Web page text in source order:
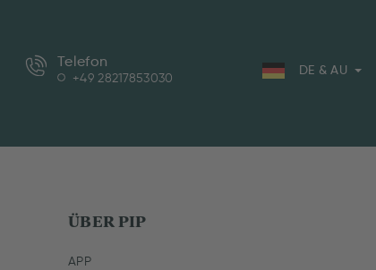
Telefon
+49 28217853030
DE & AU
ÜBER PIP
APP